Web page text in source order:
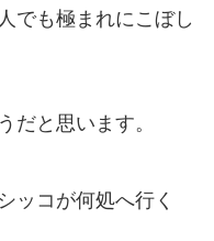
でも極まれにこぼし
だと思います。
ッコが何処へ行く